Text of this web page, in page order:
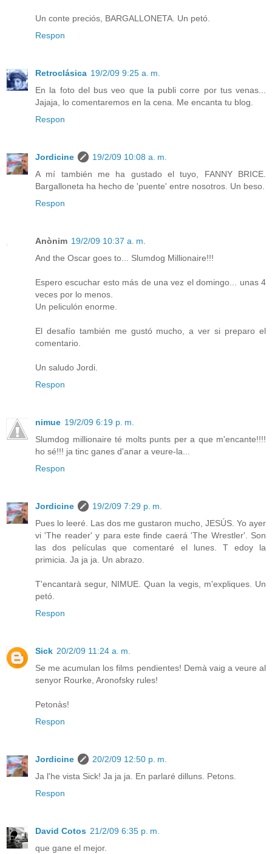
Un conte preciós, BARGALLONETA. Un petó.
Respon
Retroclásica 19/2/09 9:25 a. m.
En la foto del bus veo que la publi corre por tus venas...
Jajaja, lo comentaremos en la cena. Me encanta tu blog.
Respon
Jordicine
19/2/09 10:08 a. m.
A mí también me ha gustado el tuyo, FANNY BRICE.
Bargalloneta ha hecho de 'puente' entre nosotros. Un beso.
Respon
Anònim 19/2/09 10:37 a. m.
And the Oscar goes to... Slumdog Millionaire!!!
Espero escuchar esto más de una vez el domingo... unas 4
veces por lo menos.
Un peliculón enorme.
El desafío también me gustó mucho, a ver si preparo el
comentario.
Un saludo Jordi.
Respon
nimue 19/2/09 6:19 p. m.
Slumdog millionaire té molts punts per a que m'encante!!!!
ho sé!!! ja tinc ganes d'anar a veure-la...
Respon
Jordicine
19/2/09 7:29 p. m.
Pues lo leeré. Las dos me gustaron mucho, JESÚS. Yo ayer
vi 'The reader' y para este finde caerá 'The Wrestler'. Son
las dos películas que comentaré el lunes. T edoy la
primicia. Ja ja ja. Un abrazo.
T'encantarà segur, NIMUE. Quan la vegis, m'expliques. Un
petó.
Respon
Sick 20/2/09 11:24 a. m.
Se me acumulan los films pendientes! Demà vaig a veure al
senyor Rourke, Aronofsky rules!
Petonàs!
Respon
Jordicine
20/2/09 12:50 p. m.
Ja l'he vista Sick! Ja ja ja. En parlaré dilluns. Petons.
Respon
David Cotos 21/2/09 6:35 p. m.
que gane el mejor.